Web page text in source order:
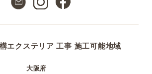
エクステリア 工事 施工可能地域
大阪府